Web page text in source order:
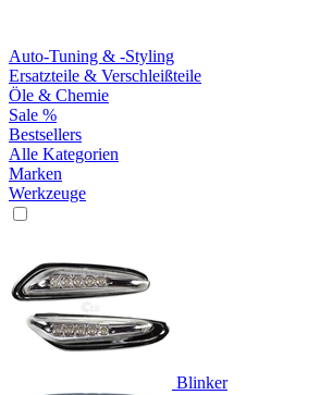
Auto-Tuning & -Styling
Ersatzteile & Verschleißteile
Öle & Chemie
Sale %
Bestsellers
Alle Kategorien
Marken
Werkzeuge
Blinker